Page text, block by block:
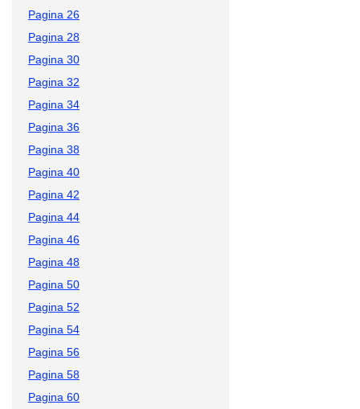
Pagina 26
Pagina 28
Pagina 30
Pagina 32
Pagina 34
Pagina 36
Pagina 38
Pagina 40
Pagina 42
Pagina 44
Pagina 46
Pagina 48
Pagina 50
Pagina 52
Pagina 54
Pagina 56
Pagina 58
Pagina 60